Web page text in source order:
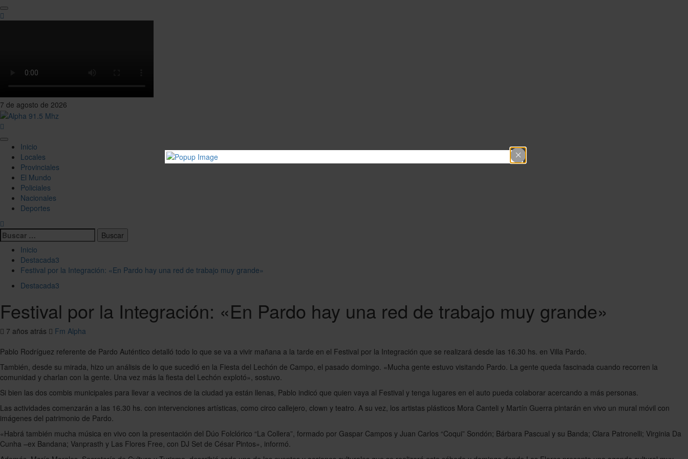
Saltar
al
7 de agosto de 2026
Menú
principal
Inicio
Locales
Provinciales
El Mundo
Policiales
Nacionales
Deportes
Buscar:
Inicio
Destacada3
Festival por la Integración: «En Pardo hay una red de trabajo muy grande»
Destacada3
Festival por la Integración: «En Pardo hay una red de trabajo muy grande»
7 años atrás
Fm Alpha
Pablo Rodríguez referente de Pardo Auténtico detalló todo lo que se va a vivir mañana a la tarde en el Festival por la Integración que se realizará desde las 16.30 hs. en Villa Pardo.
También, desde su mirada, hizo un análisis de lo que sucedió en la Fiesta del Lechón de Campo, el pasado domingo. «Mucha gente estuvo visitando Pardo. La gente queda fascinada cuando recorren la
comunidad y charlan con la gente. Una vez más la fiesta del Lechón explotó», sostuvo.
Si bien las dos combis municipales para llevar a vecinos de la ciudad ya están llenas, Pablo indicó que quien vaya al Festival y tenga lugares en el auto pueda colaborar acercando a más personas.
Las actividades comenzarán a las 16.30 hs. con intervenciones artísticas, como circo callejero, clown y teatro. A su vez, los artistas plásticos Mora Canteli y Martín Guerra pintarán en vivo un mural móvil con
imágenes del patrimonio de Pardo.
«Habrá también mucha música en vivo con la presentación del Dúo Folclórico “La Collera”, formado por Gaspar Campos y Juan Carlos “Coqui” Sondón; Bárbara Pascual y su Banda; Clara Patronelli; Virginia Da
Cunha –ex Bandana; Vanprasth y Las Flores Free, con DJ Set de César Pintos», informó.